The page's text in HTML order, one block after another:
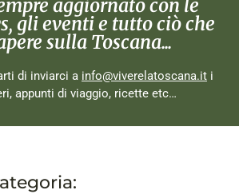
aggiornato con le
gli eventi e tutto ciò che
sulla Toscana...
di inviarci a info@viverelatoscana.it i
appunti di viaggio, ricette etc…